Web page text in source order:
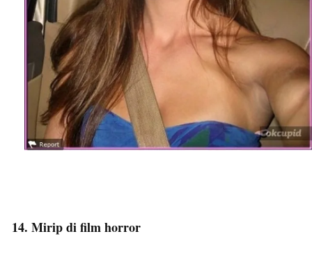
14. Mirip di film horror